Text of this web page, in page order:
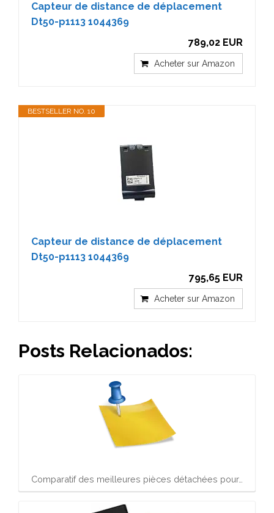
Capteur de distance de déplacement
Dt50-p1113 1044369
789,02 EUR
Acheter sur Amazon
BESTSELLER NO. 10
Capteur de distance de déplacement
Dt50-p1113 1044369
795,65 EUR
Acheter sur Amazon
Posts Relacionados:
Comparatif des meilleures pièces détachées pour…